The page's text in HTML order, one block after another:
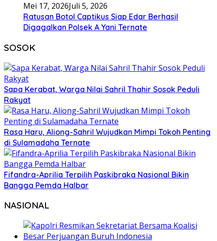
Mei 17, 2026Juli 5, 2026
Ratusan Botol Captikus Siap Edar Berhasil
Digagalkan Polsek A Yani Ternate
SOSOK
Sapa Kerabat, Warga Nilai Sahril Thahir Sosok Peduli
Rakyat
Rasa Haru, Aliong-Sahril Wujudkan Mimpi Tokoh Penting
di Sulamadaha Ternate
Fifandra-Aprilia Terpilih Paskibraka Nasional Bikin
Bangga Pemda Halbar
NASIONAL